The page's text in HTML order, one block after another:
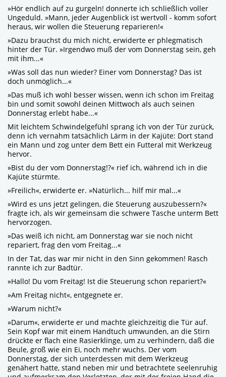
»Hör endlich auf zu gurgeln! donnerte ich schließlich voller
Ungeduld. »Mann, jeder Augenblick ist wertvoll - komm sofort
heraus, wir wollen die Steuerung reparieren!«
»Dazu brauchst du mich nicht, erwiderte er phlegmatisch
hinter der Tür. »Irgendwo muß der vom Donnerstag sein, geh
mit ihm...«
»Was soll das nun wieder? Einer vom Donnerstag? Das ist
doch unmöglich...«
»Das muß ich wohl besser wissen, wenn ich schon im Freitag
bin und somit sowohl deinen Mittwoch als auch seinen
Donnerstag erlebt habe...«
Mit leichtem Schwindelgefühl sprang ich von der Tür zurück,
denn ich vernahm tatsächlich Lärm in der Kajüte: Dort stand
ein Mann und zog unter dem Bett ein Futteral mit Werkzeug
hervor.
»Bist du der vom Donnerstag!?« rief ich, während ich in die
Kajüte stürmte.
»Freilich«, erwiderte er. »Natürlich... hilf mir mal...«
»Wird es uns jetzt gelingen, die Steuerung auszubessern?«
fragte ich, als wir gemeinsam die schwere Tasche unterm Bett
hervorzogen.
»Das weiß ich nicht, am Donnerstag war sie noch nicht
repariert, frag den vom Freitag...«
In der Tat, das war mir nicht in den Sinn gekommen! Rasch
rannte ich zur Badtür.
»Hallo! Du vom Freitag! Ist die Steuerung schon repariert?«
»Am Freitag nicht«, entgegnete er.
»Warum nicht?«
»Darum«, erwiderte er und machte gleichzeitig die Tür auf.
Sein Kopf war mit einem Handtuch umwunden, an die Stirn
drückte er flach eine Rasierklinge, um zu verhindern, daß die
Beule, groß wie ein Ei, noch mehr wuchs. Der vom
Donnerstag, der sich unterdessen mit dem Werkzeug
genähert hatte, stand neben mir und betrachtete seelenruhig